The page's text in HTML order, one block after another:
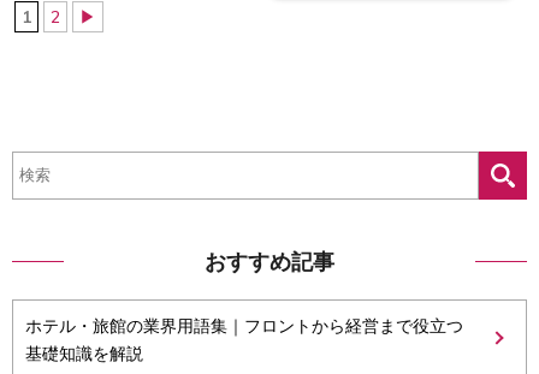
1 2 ▶
おすすめ記事
ホテル・旅館の業界用語集｜フロントから経営まで役立つ
基礎知識を解説